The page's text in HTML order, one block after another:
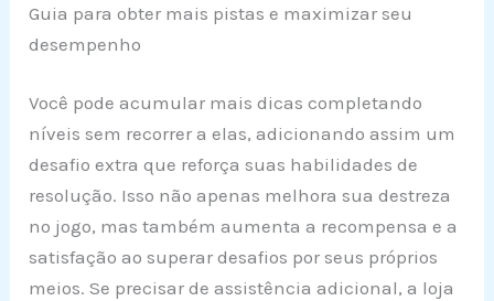
Guia para obter mais pistas e maximizar seu
desempenho
Você pode acumular mais dicas completando
níveis sem recorrer a elas, adicionando assim um
desafio extra que reforça suas habilidades de
resolução. Isso não apenas melhora sua destreza
no jogo, mas também aumenta a recompensa e a
satisfação ao superar desafios por seus próprios
meios. Se precisar de assistência adicional, a loja